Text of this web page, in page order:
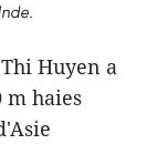
Huyen a
haies